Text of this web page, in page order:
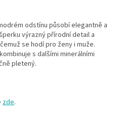
odstínu působí elegantně a
výrazný přírodní detail a
se hodí pro ženy i muže.
s dalšími minerálními
pletený.
zde.